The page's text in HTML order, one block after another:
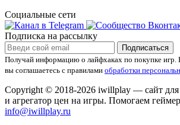
Социальные сети
Подписка на рассылку
Подписаться
Получай информацию о лайфхаках по покупке игр.
вы соглашаетесь с правилами обработки
Copyright © 2018-2026 iwillplay — сайт для
и агрегатор цен на игры. Помогаем
info@iwillplay.ru